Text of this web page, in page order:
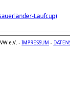
Laufcup)
e.V. - IMPRESSUM -